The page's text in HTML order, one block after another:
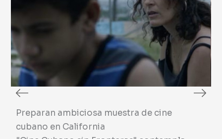
Preparan ambiciosa muestra de cine
cubano en California